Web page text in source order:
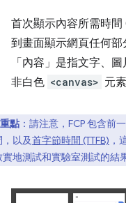
首次顯示內容所需時
到畫面顯示網頁任何部
「內容」是指文字、圖
非白色 <canvas> 元素
重點 ：請注意，FCP 包含前
以及首字節時間 (TTFB) ，
地測試和實驗室測試的結